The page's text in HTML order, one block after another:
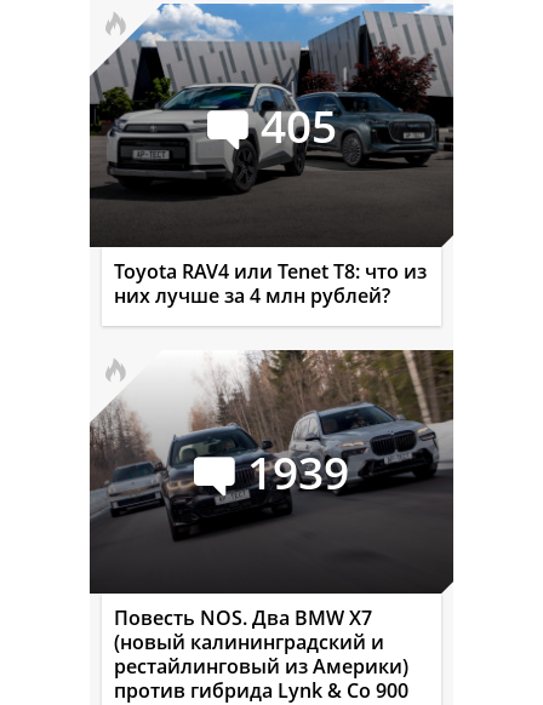
405
Toyota RAV4 или Tenet T8: что из
них лучше за 4 млн рублей?
1939
Повесть NOS. Два BMW X7
(новый калининградский и
рестайлинговый из Америки)
против гибрида Lynk & Co 900